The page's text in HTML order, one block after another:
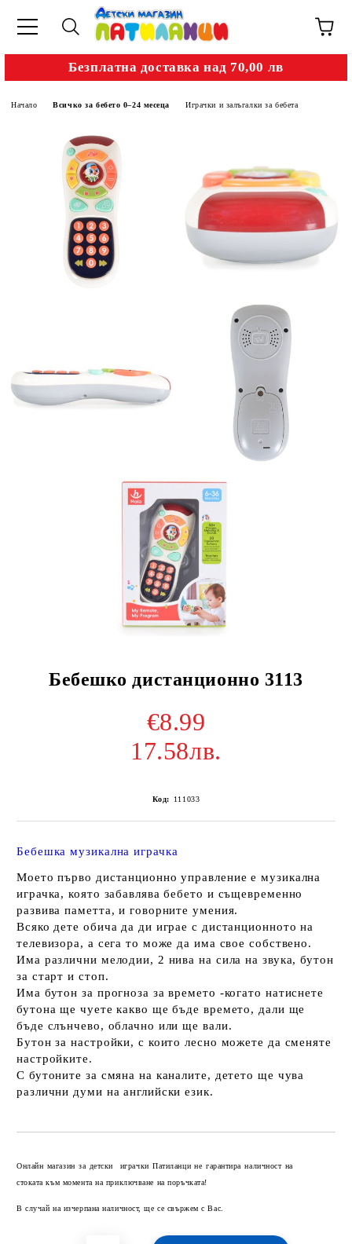
Безплатна доставка над 70,00 лв
Начало Всичко за бебето 0–24 месеца Играчки и залъгалки за бебета
Бебешко дистанционно 3113
€8.99
17.58лв.
Код: 111033
Бебешка музикална играчка
Моето първо дистанционно управление е музикална
играчка, която забавлява бебето и същевременно
развива паметта, и говорните умения.
Всяко дете обича да ди играе с дистанционното на
телевизора, а сега то може да има свое собствено.
Има различни мелодии, 2 нива на сила на звука, бутон
за старт и стоп.
Има бутон за прогноза за времето -когато натиснете
бутона ще чуете какво ще бъде времето, дали ще
бъде слънчево, облачно или ще вали.
Бутон за настройки, с които лесно можете да сменяте
настройките.
С бутоните за смяна на каналите, детето ще чува
различни думи на английски език.
Онлайн магазин за детски играчки Патиланци не гарантира наличност на
стоката към момента на приключване на поръчката!
В случай на изчерпана наличност, ще се свържем с Вас.